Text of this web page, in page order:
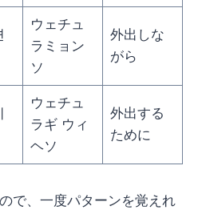
ウェチュ
ラミョン
ソ
外出しな
がら
ウェチュ
ラギ ウィ
ヘソ
外出する
ために
で、一度パターンを覚えれ